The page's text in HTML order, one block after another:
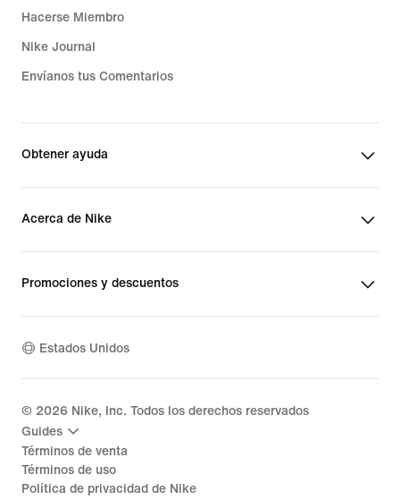
Hacerse Miembro
Nike Journal
Envíanos tus Comentarios
Obtener ayuda
Acerca de Nike
Promociones y descuentos
Estados Unidos
© 2026 Nike, Inc. Todos los derechos reservados
Guides
Términos de venta
Términos de uso
Política de privacidad de Nike